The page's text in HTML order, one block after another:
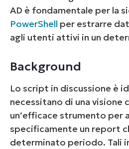
AD è fondamentale per la
PowerShell per estrarre
agli utenti attivi in un
Background
Lo script in discussione è
necessitano di una
un’efficace strumento
specificamente un report
determinato periodo. Tali